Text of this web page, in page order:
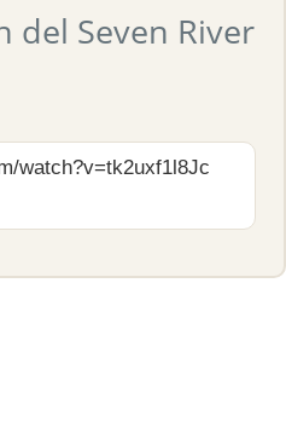
del Seven River
watch?v=tk2uxf1l8Jc